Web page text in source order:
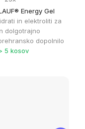
Energy Gel
in elektroliti za
dolgotrajno
dopolnilo
5 kosov